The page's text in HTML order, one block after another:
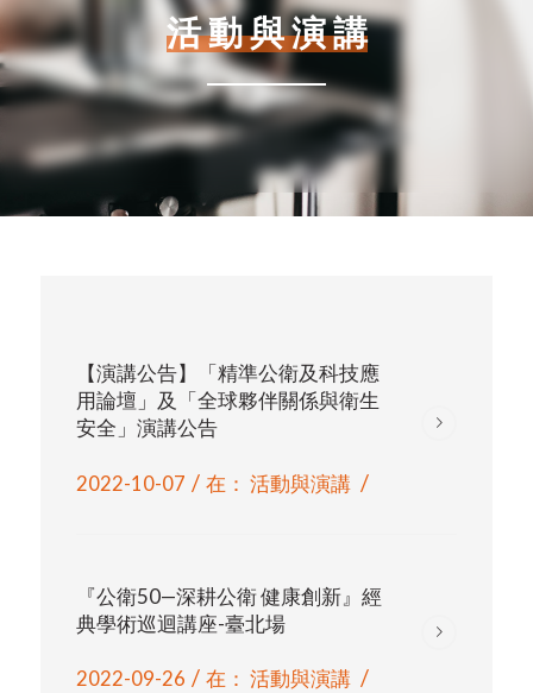
活 動 與 演 講
【演講公告】「精準公衛及科技應
用論壇」及「全球夥伴關係與衛生
安全」演講公告
2022-10-07 / 在： 活動與演講 /
『公衛50—深耕公衛 健康創新』經
典學術巡迴講座-臺北場
2022-09-26 / 在： 活動與演講 /